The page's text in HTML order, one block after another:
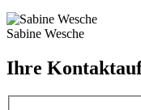
Sabine Wesche
Ihre